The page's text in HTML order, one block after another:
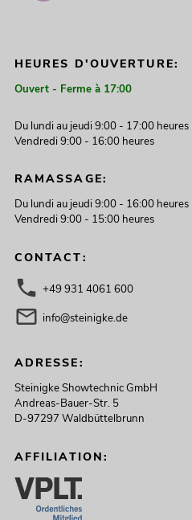
HEURES D'OUVERTURE:
Ouvert - Ferme à 17:00
Du lundi au jeudi 9:00 - 17:00 heures
Vendredi 9:00 - 16:00 heures
RAMASSAGE:
Du lundi au jeudi 9:00 - 16:00 heures
Vendredi 9:00 - 15:00 heures
CONTACT:
+49 931 4061 600
info@steinigke.de
ADRESSE:
Steinigke Showtechnic GmbH
Andreas-Bauer-Str. 5
D-97297 Waldbüttelbrunn
AFFILIATION: